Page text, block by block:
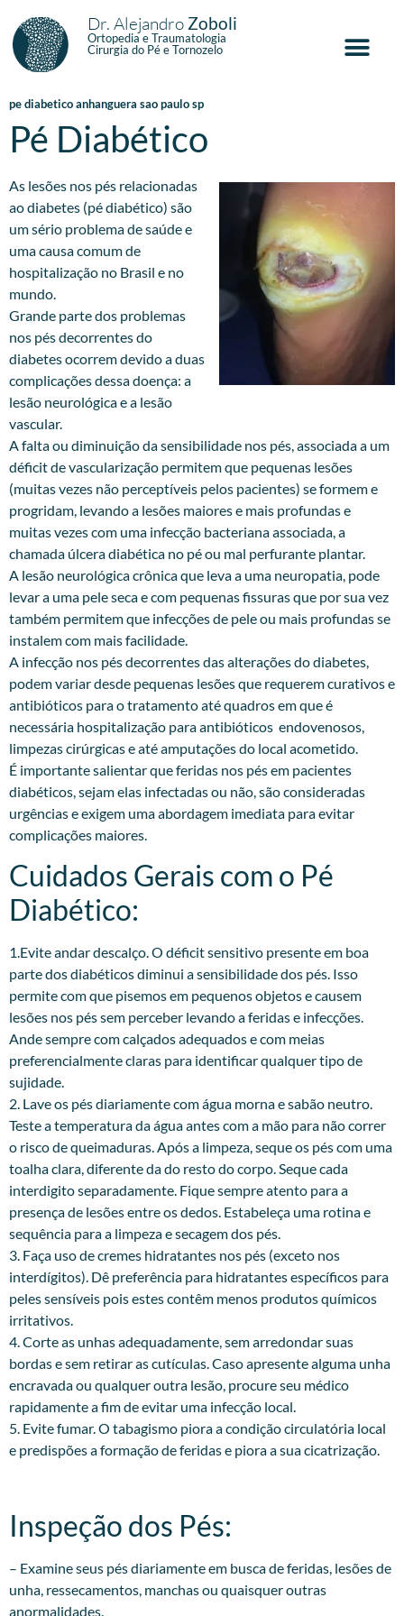
Dr. Alejandro Zoboli
Ortopedia e Traumatologia
Cirurgia do Pé e Tornozelo
pe diabetico anhanguera sao paulo sp
Pé Diabético
As lesões nos pés relacionadas
ao diabetes (pé diabético) são
um sério problema de saúde e
uma causa comum de
hospitalização no Brasil e no
mundo.
Grande parte dos problemas
nos pés decorrentes do
diabetes ocorrem devido a duas
complicações dessa doença: a
lesão neurológica e a lesão
vascular.
A falta ou diminuição da sensibilidade nos pés, associada a um
déficit de vascularização permitem que pequenas lesões
(muitas vezes não perceptíveis pelos pacientes) se formem e
progridam, levando a lesões maiores e mais profundas e
muitas vezes com uma infecção bacteriana associada, a
chamada úlcera diabética no pé ou mal perfurante plantar.
A lesão neurológica crônica que leva a uma neuropatia, pode
levar a uma pele seca e com pequenas fissuras que por sua vez
também permitem que infecções de pele ou mais profundas se
instalem com mais facilidade.
A infecção nos pés decorrentes das alterações do diabetes,
podem variar desde pequenas lesões que requerem curativos e
antibióticos para o tratamento até quadros em que é
necessária hospitalização para antibióticos endovenosos,
limpezas cirúrgicas e até amputações do local acometido.
É importante salientar que feridas nos pés em pacientes
diabéticos, sejam elas infectadas ou não, são consideradas
urgências e exigem uma abordagem imediata para evitar
complicações maiores.
Cuidados Gerais com o Pé
Diabético:
1.Evite andar descalço. O déficit sensitivo presente em boa
parte dos diabéticos diminui a sensibilidade dos pés. Isso
permite com que pisemos em pequenos objetos e causem
lesões nos pés sem perceber levando a feridas e infecções.
Ande sempre com calçados adequados e com meias
preferencialmente claras para identificar qualquer tipo de
sujidade.
2. Lave os pés diariamente com água morna e sabão neutro.
Teste a temperatura da água antes com a mão para não correr
o risco de queimaduras. Após a limpeza, seque os pés com uma
toalha clara, diferente da do resto do corpo. Seque cada
interdigito separadamente. Fique sempre atento para a
presença de lesões entre os dedos. Estabeleça uma rotina e
sequência para a limpeza e secagem dos pés.
3. Faça uso de cremes hidratantes nos pés (exceto nos
interdígitos). Dê preferência para hidratantes específicos para
peles sensíveis pois estes contêm menos produtos químicos
irritativos.
4. Corte as unhas adequadamente, sem arredondar suas
bordas e sem retirar as cutículas. Caso apresente alguma unha
encravada ou qualquer outra lesão, procure seu médico
rapidamente a fim de evitar uma infecção local.
5. Evite fumar. O tabagismo piora a condição circulatória local
e predispões a formação de feridas e piora a sua cicatrização.
Inspeção dos Pés:​
– Examine seus pés diariamente em busca de feridas, lesões de
unha, ressecamentos, manchas ou quaisquer outras
anormalidades.